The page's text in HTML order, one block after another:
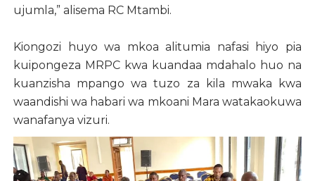
ujumla,” alisema RC Mtambi.
Kiongozi huyo wa mkoa alitumia nafasi hiyo pia
kuipongeza MRPC kwa kuandaa mdahalo huo na
kuanzisha mpango wa tuzo za kila mwaka kwa
waandishi wa habari wa mkoani Mara watakaokuwa
wanafanya vizuri.